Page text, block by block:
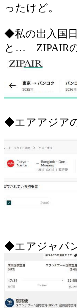
ったけど。
◆私の出入国
と… ZIPAIR
◆エアアジア
◆エアジャパ